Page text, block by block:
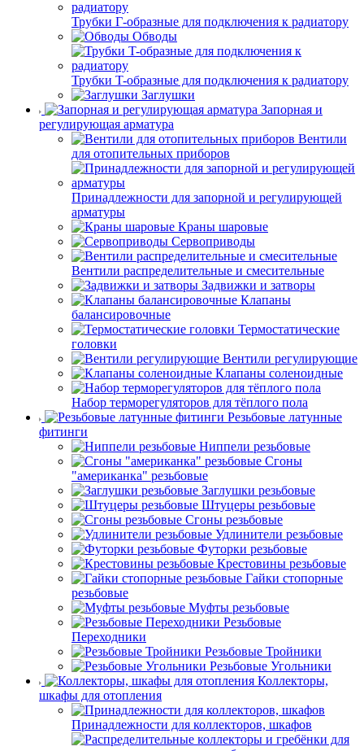
Трубки Г-образные для подключения к радиатору
Обводы
Трубки T-образные для подключения к радиатору
Заглушки
Запорная и
регулирующая арматура
Вентили
для отопительных приборов
Принадлежности для запорной и регулирующей
арматуры
Краны шаровые
Сервоприводы
Вентили распределительные и смесительные
Задвижки и затворы
Клапаны
балансировочные
Термостатические
головки
Вентили регулирующие
Клапаны соленоидные
Набор терморегуляторов для тёплого пола
Резьбовые латунные
фитинги
Ниппели резьбовые
Сгоны
"американка" резьбовые
Заглушки резьбовые
Штуцеры резьбовые
Сгоны резьбовые
Удлинители резьбовые
Футорки резьбовые
Крестовины резьбовые
Гайки стопорные
резьбовые
Муфты резьбовые
Резьбовые
Переходники
Резьбовые Тройники
Резьбовые Угольники
Коллекторы,
шкафы для отопления
Принадлежности для коллекторов, шкафов